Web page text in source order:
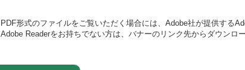
PDF形式のファイルをご覧いただく場合には、Adobe社が提供する
Adobe Readerをお持ちでない方は、バナーのリンク先からダウンロ